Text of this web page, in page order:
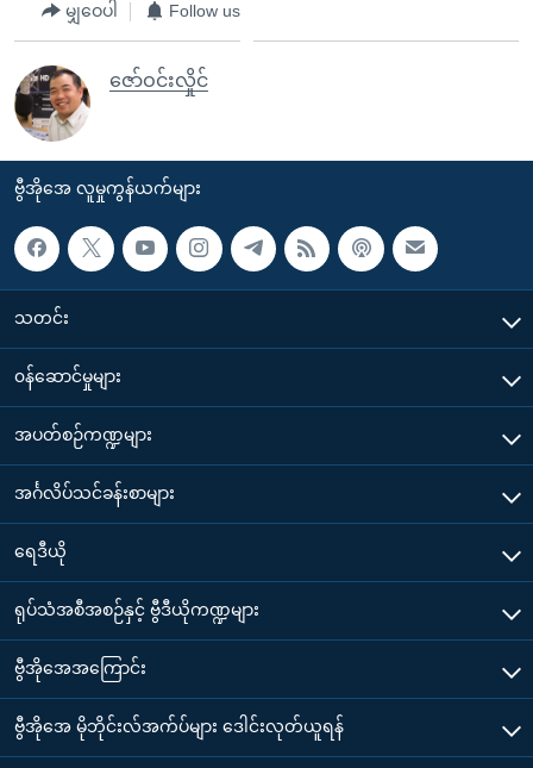
မျှဝေပါ Follow us
ဇော်ဝင်းလှိုင်
ဗွီအိုအေ လူမှုကွန်ယက်များ
သတင်း
၀န်ဆောင်မှုများ
အပတ်စဉ်ကဏ္ဍများ
အင်္ဂလိပ်သင်ခန်းစာများ
ရေဒီယို
ရုပ်သံအစီအစဉ်နှင့် ဗွီဒီယိုကဏ္ဍများ
ဗွီအိုအေအကြောင်း
ဗွီအိုအေ မိုဘိုင်းလ်အက်ပ်များ ဒေါင်းလုတ်ယူရန်